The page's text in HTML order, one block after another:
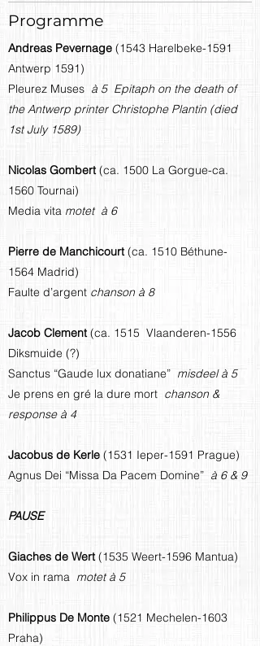
Programme
Andreas Pevernage (1543 Harelbeke-1591
Antwerp 1591)
Pleurez Muses à 5 Epitaph on the death of
the Antwerp printer Christophe Plantin (died
1st July 1589)
Nicolas Gombert(ca. 1500 La Gorgue-ca.
1560 Tournai)
Media vita motet à 6
Pierre de Manchicourt(ca. 1510 Béthune-
1564 Madrid)
Faulte d’argent chanson à 8
Jacob Clement(ca. 1515 Vlaanderen-1556
Diksmuide (?)
Sanctus “Gaude lux donatiane” misdeel à 5
Je prens en gré la dure mort chanson &
response à 4
Jacobus de Kerle (1531 Ieper-1591 Prague)
Agnus Dei “Missa Da Pacem Domine” à 6 & 9
PAUSE
Giaches de Wert(1535 Weert-1596 Mantua)
Vox in rama motet à 5
Philippus De Monte (1521 Mechelen-1603
Praha)